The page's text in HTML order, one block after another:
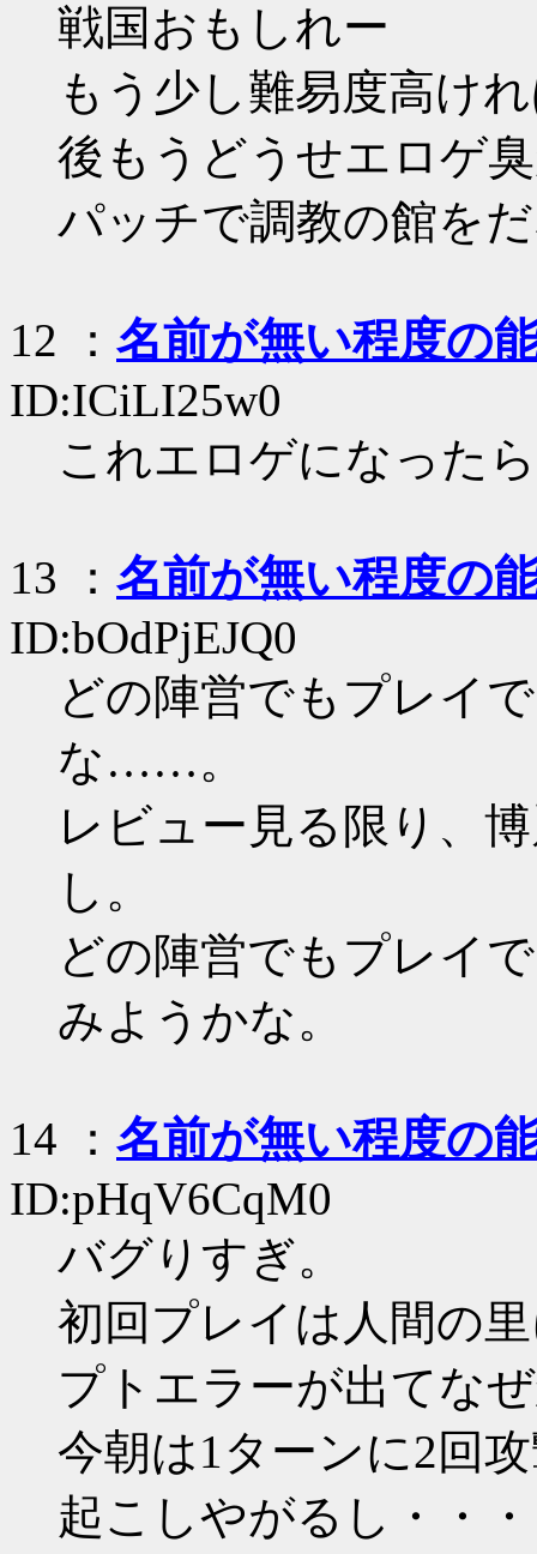
戦国おもしれー
もう少し難易度高け
後もうどうせエロゲ
パッチで調教の館を
12 ： 名前が無い程度の
ID:ICiLI25w0
これエロゲになった
13 ： 名前が無い程度の
ID:bOdPjEJQ0
どの陣営でもプレイ
な……。
レビュー見る限り、
し。
どの陣営でもプレイ
みようかな。
14 ： 名前が無い程度の
ID:pHqV6CqM0
バグりすぎ。
初回プレイは人間の
プトエラーが出てな
今朝は1ターンに2回
起こしやがるし・・・